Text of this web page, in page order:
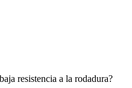
resistencia a la rodadura?